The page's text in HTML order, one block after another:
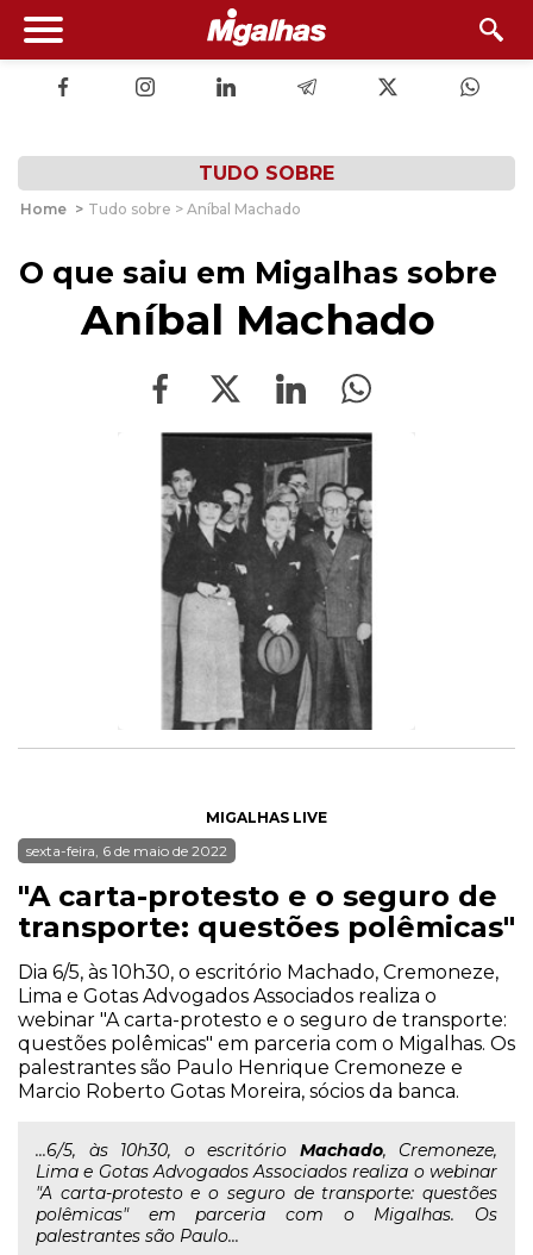
TUDO SOBRE
Home > Tudo sobre > Aníbal Machado
O que saiu em Migalhas sobre
Aníbal Machado
MIGALHAS LIVE
sexta-feira, 6 de maio de 2022
"A carta-protesto e o seguro de
transporte: questões polêmicas"
Dia 6/5, às 10h30, o escritório Machado, Cremoneze,
Lima e Gotas Advogados Associados realiza o
webinar "A carta-protesto e o seguro de transporte:
questões polêmicas" em parceria com o Migalhas. Os
palestrantes são Paulo Henrique Cremoneze e
Marcio Roberto Gotas Moreira, sócios da banca.
...6/5, às 10h30, o escritório Machado, Cremoneze,
Lima e Gotas Advogados Associados realiza o webinar
"A carta-protesto e o seguro de transporte: questões
polêmicas" em parceria com o Migalhas. Os
palestrantes são Paulo...